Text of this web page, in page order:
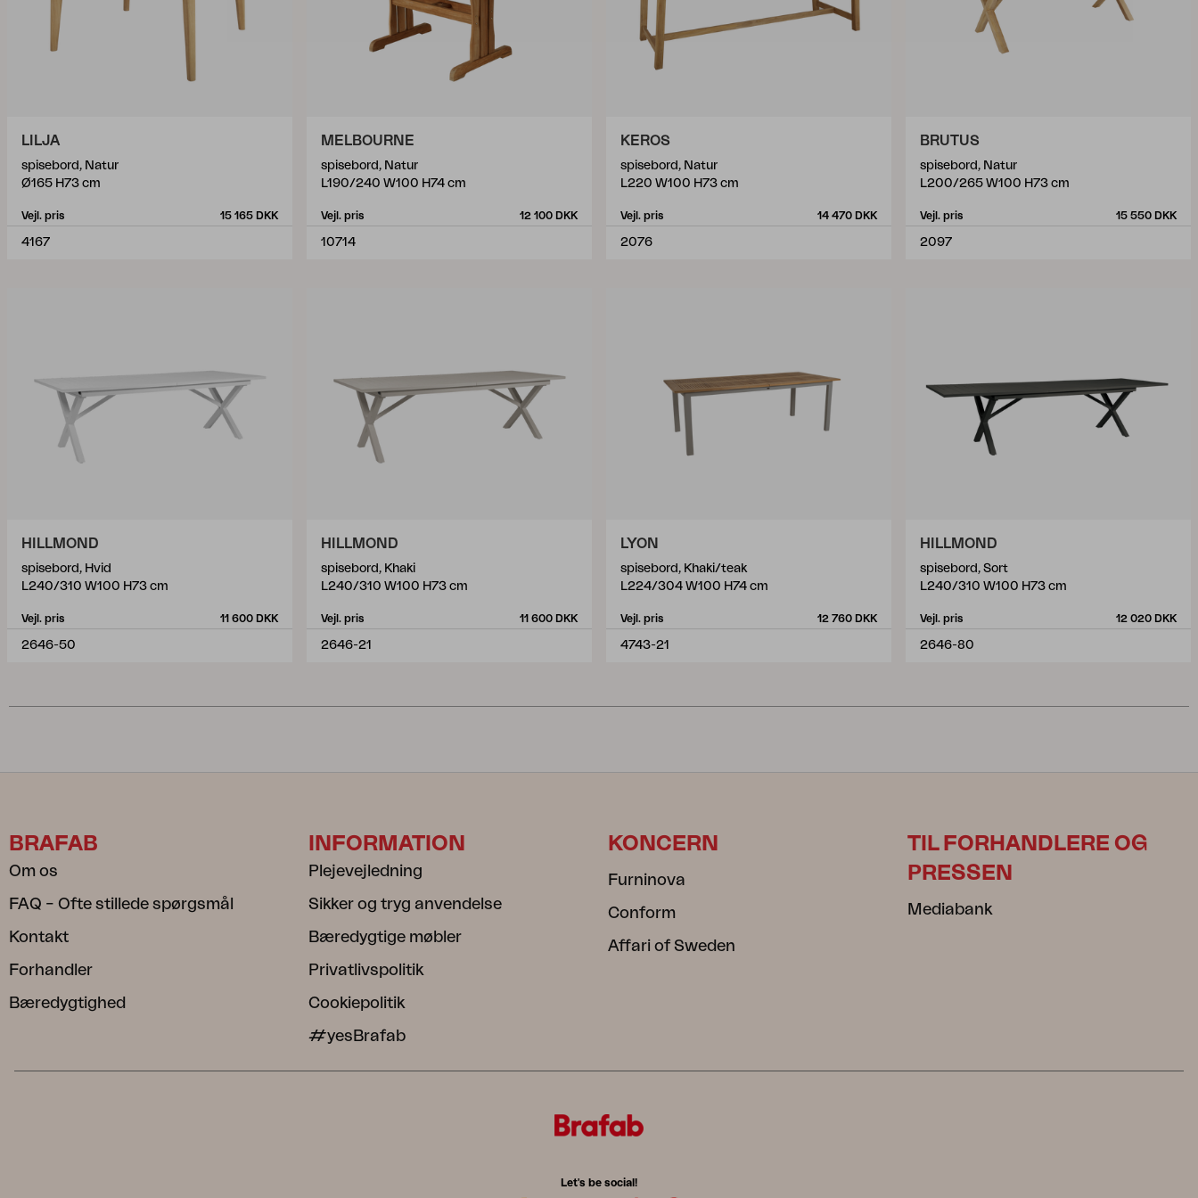
LILJA
spisebord, Natur
Ø165 H73 cm
Vejl. pris 15 165 DKK
4167
MELBOURNE
spisebord, Natur
L190/240 W100 H74 cm
Vejl. pris 12 100 DKK
10714
KEROS
spisebord, Natur
L220 W100 H73 cm
Vejl. pris 14 470 DKK
2076
BRUTUS
spisebord, Natur
L200/265 W100 H73 cm
Vejl. pris 15 550 DKK
2097
HILLMOND
spisebord, Hvid
L240/310 W100 H73 cm
Vejl. pris 11 600 DKK
2646-50
HILLMOND
spisebord, Khaki
L240/310 W100 H73 cm
Vejl. pris 11 600 DKK
2646-21
LYON
spisebord, Khaki/teak
L224/304 W100 H74 cm
Vejl. pris 12 760 DKK
4743-21
HILLMOND
spisebord, Sort
L240/310 W100 H73 cm
Vejl. pris 12 020 DKK
2646-80
BRAFAB
Om os
FAQ – Ofte stillede spørgsmål
Kontakt
Forhandler
Bæredygtighed
INFORMATION
Plejevejledning
Sikker og tryg anvendelse
Bæredygtige møbler
Privatlivspolitik
Cookiepolitik
#yesBrafab
KONCERN
Furninova
Conform
Affari of Sweden
TIL FORHANDLERE OG
PRESSEN
Mediabank
Let's be social!